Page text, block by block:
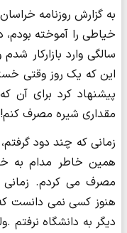
سالگی وارد بازارکار
این که یک روز وقتی
پیشنهاد کرد برای آن
مقداری شیره مصرف کنم!
زمانی که چند دود
همین خاطر مدام به
مصرف می کردم. زمانی
هنوز کسی نمی دانست
دیگر به دانشگاه نرفتم